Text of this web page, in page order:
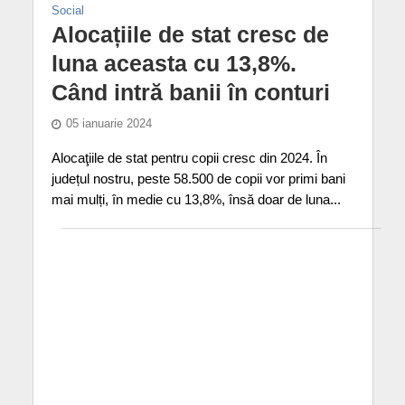
Social
Alocațiile de stat cresc de
luna aceasta cu 13,8%.
Când intră banii în conturi
05 ianuarie 2024
Alocaţiile de stat pentru copii cresc din 2024. În
județul nostru, peste 58.500 de copii vor primi bani
mai mulți, în medie cu 13,8%, însă doar de luna...